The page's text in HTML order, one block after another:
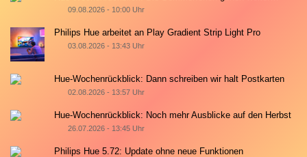
09.08.2026 - 10:00 Uhr
Philips Hue arbeitet an Play Gradient Strip Light Pro
03.08.2026 - 13:43 Uhr
Hue-Wochenrückblick: Dann schreiben wir halt Postkarten
02.08.2026 - 13:57 Uhr
Hue-Wochenrückblick: Noch mehr Ausblicke auf den Herbst
26.07.2026 - 13:45 Uhr
Philips Hue 5.72: Update ohne neue Funktionen